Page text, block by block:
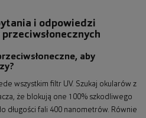
i odpowiedzi
aby
wszystkim filtr UV. Szukaj okularów z
że blokują one 100% szkodliwego
długości fali 400 nanometrów. Równie